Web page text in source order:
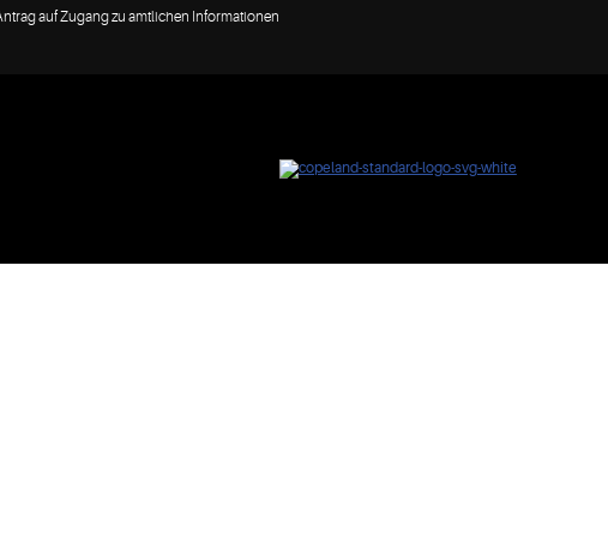
auf Zugang zu amtlichen Informationen